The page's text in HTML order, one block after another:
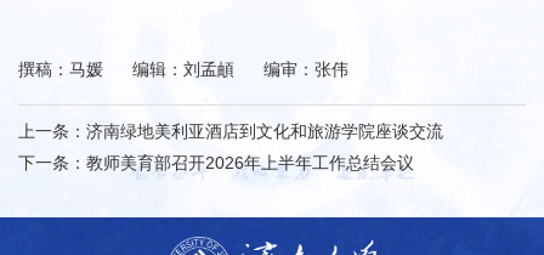
撰稿：马媛 编辑：刘孟頔 编审：张伟
上一条： 济南绿地美利亚酒店到文化和旅游学院座谈交流
下一条： 教师美育部召开2026年上半年工作总结会议